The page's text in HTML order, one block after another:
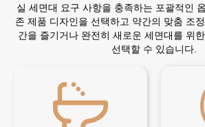
실 세면대 요구 사항을 충족하는 포괄적인
존 제품 디자인을 선택하고 약간의 맞춤 조
간을 즐기거나 완전히 새로운 세면대를 위
선택할 수 있습니다.